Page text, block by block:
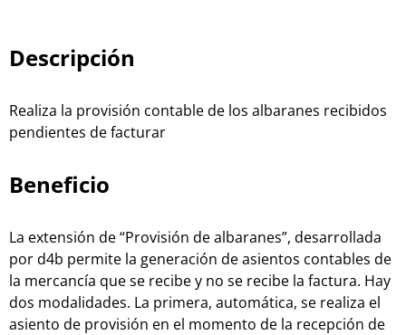
Descripción
Realiza la provisión contable de los albaranes recibidos
pendientes de facturar
Beneficio
La extensión de “Provisión de albaranes”, desarrollada
por d4b permite la generación de asientos contables de
la mercancía que se recibe y no se recibe la factura. Hay
dos modalidades. La primera, automática, se realiza el
asiento de provisión en el momento de la recepción de